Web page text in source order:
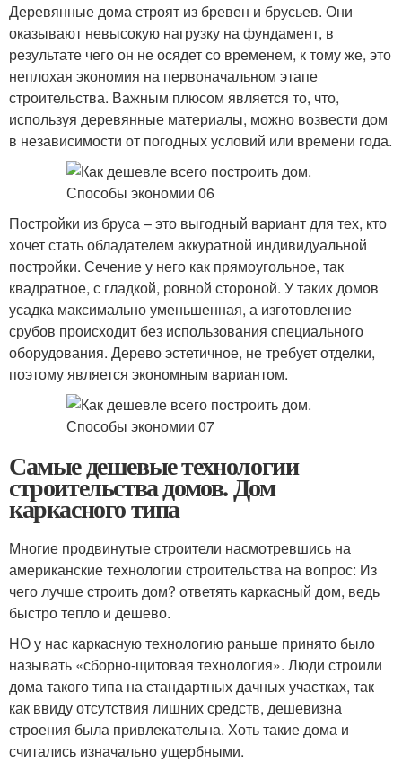
Деревянные дома строят из бревен и брусьев. Они
оказывают невысокую нагрузку на фундамент, в
результате чего он не осядет со временем, к тому же, это
неплохая экономия на первоначальном этапе
строительства. Важным плюсом является то, что,
используя деревянные материалы, можно возвести дом
в независимости от погодных условий или времени года.
Постройки из бруса – это выгодный вариант для тех, кто
хочет стать обладателем аккуратной индивидуальной
постройки. Сечение у него как прямоугольное, так
квадратное, с гладкой, ровной стороной. У таких домов
усадка максимально уменьшенная, а изготовление
срубов происходит без использования специального
оборудования. Дерево эстетичное, не требует отделки,
поэтому является экономным вариантом.
Самые дешевые технологии
строительства домов. Дом
каркасного типа
Многие продвинутые строители насмотревшись на
американские технологии строительства на вопрос: Из
чего лучше строить дом? ответять каркасный дом, ведь
быстро тепло и дешево.
НО у нас каркасную технологию раньше принято было
называть «сборно-щитовая технология». Люди строили
дома такого типа на стандартных дачных участках, так
как ввиду отсутствия лишних средств, дешевизна
строения была привлекательна. Хоть такие дома и
считались изначально ущербными.